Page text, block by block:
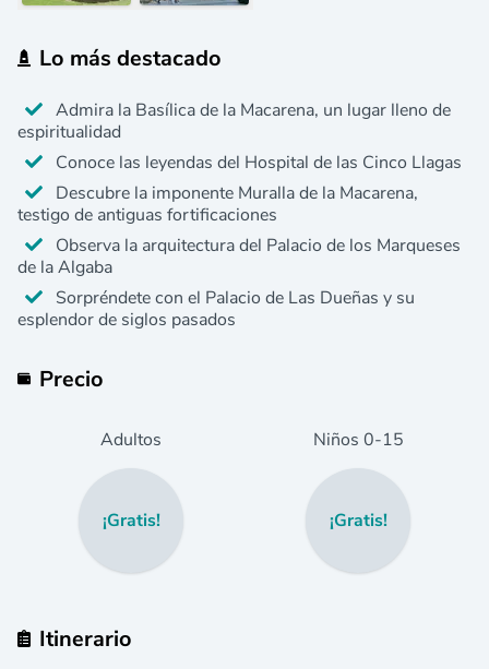
Lo más destacado
Admira la Basílica de la Macarena, un lugar lleno de
espiritualidad
Conoce las leyendas del Hospital de las Cinco Llagas
Descubre la imponente Muralla de la Macarena,
testigo de antiguas fortificaciones
Observa la arquitectura del Palacio de los Marqueses
de la Algaba
Sorpréndete con el Palacio de Las Dueñas y su
esplendor de siglos pasados
Precio
Adultos
¡Gratis!
Niños 0-15
¡Gratis!
Itinerario